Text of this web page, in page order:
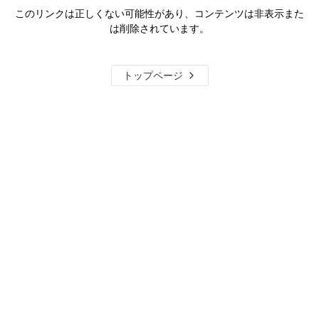
このリンクは正しくない可能性があり、コンテンツは非表示また
は削除されています。
トップページ